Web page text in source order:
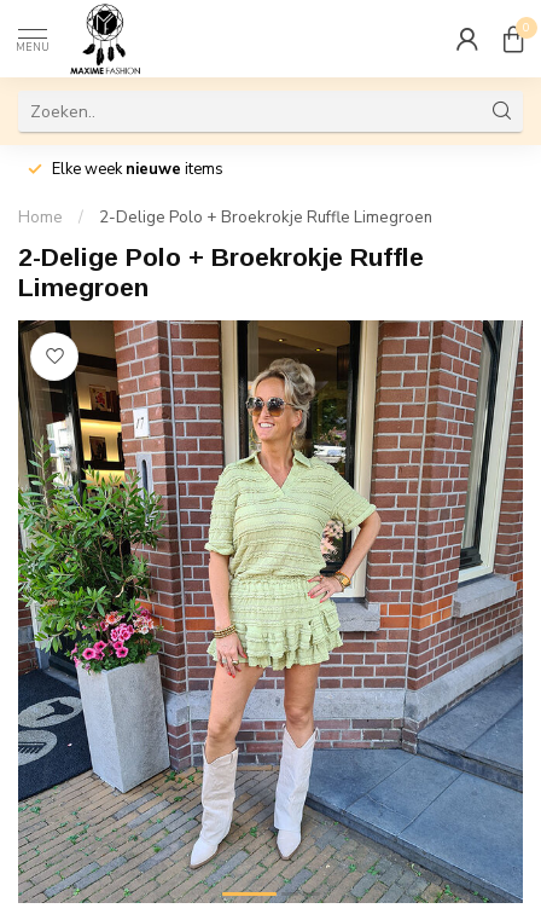
MENU
0
Elke weeknieuwe items
Home / 2-Delige Polo + Broekrokje Ruffle Limegroen
2-Delige Polo + Broekrokje Ruffle
Limegroen